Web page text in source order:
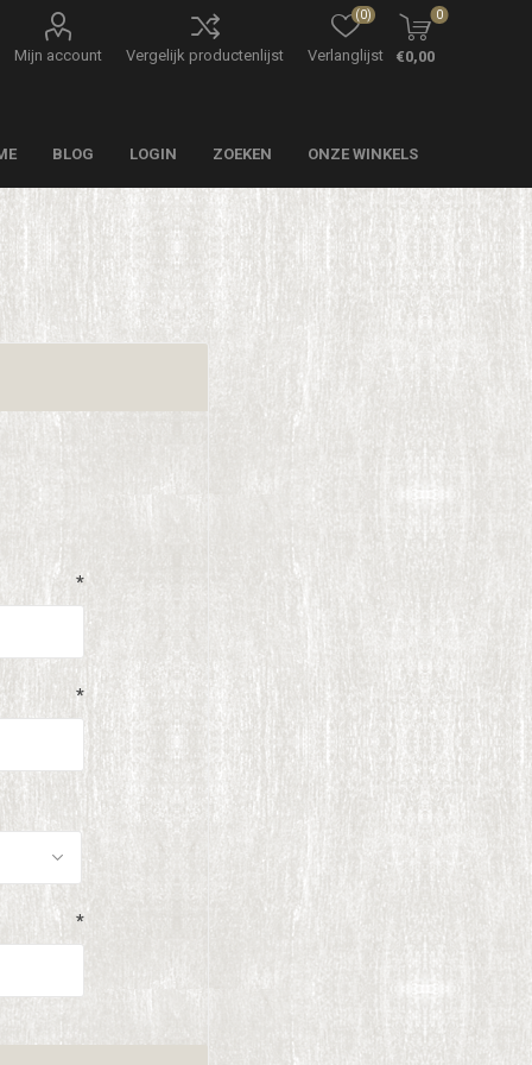
Mijn account Vergelijk productenlijst Verlanglijst
(0) 0
€0,00
BLOG LOGIN ZOEKEN ONZE WINKELS
*
*
*